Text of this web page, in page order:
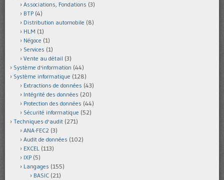
Associations, Fondations (3)
BTP (4)
Distribution automobile (8)
HLM (1)
Négoce (1)
Services (1)
Vente au détail (3)
Système d'information (44)
Système informatique (128)
Extractions de données (43)
Intégrité des données (20)
Protection des données (44)
Sécurité informatique (52)
Techniques d'audit (271)
ANA-FEC2 (3)
Audit de données (102)
EXCEL (113)
IXP (5)
Langages (155)
BASIC (21)